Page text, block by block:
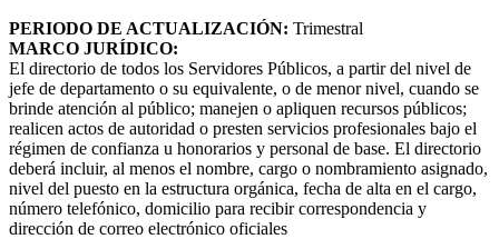
PERIODO DE ACTUALIZACIÓN: Trimestral
MARCO JURÍDICO:
El directorio de todos los Servidores Públicos, a partir del nivel de
jefe de departamento o su equivalente, o de menor nivel, cuando se
brinde atención al público; manejen o apliquen recursos públicos;
realicen actos de autoridad o presten servicios profesionales bajo el
régimen de confianza u honorarios y personal de base. El directorio
deberá incluir, al menos el nombre, cargo o nombramiento asignado,
nivel del puesto en la estructura orgánica, fecha de alta en el cargo,
número telefónico, domicilio para recibir correspondencia y
dirección de correo electrónico oficiales